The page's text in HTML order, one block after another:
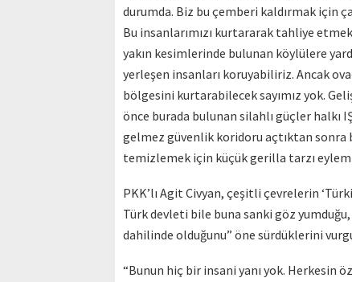
durumda. Biz bu çemberi kaldırmak için
Bu insanlarımızı kurtararak tahliye
yakın kesimlerinde bulunan köylülere
yerleşen insanları koruyabiliriz. Ancak
bölgesini kurtarabilecek sayımız yok.
önce burada bulunan silahlı güçler halkı
gelmez güvenlik koridoru açtıktan sonra
temizlemek için küçük gerilla tarzı
PKK’lı Agit Civyan, çeşitli çevrelerin
Türk devleti bile buna sanki göz yumduğu,
dahilinde olduğunu” öne sürdüklerini
“Bunun hiç bir insani yanı yok. Herkesin